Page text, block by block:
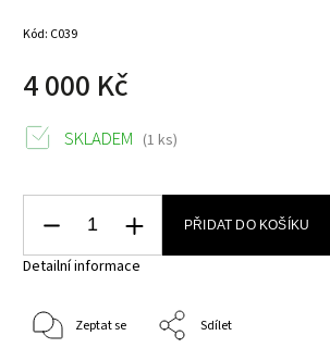
Kód: C039
4 000 Kč
SKLADEM (1 ks)
PŘIDAT DO KOŠÍKU
Detailní informace
Zeptat se Sdílet